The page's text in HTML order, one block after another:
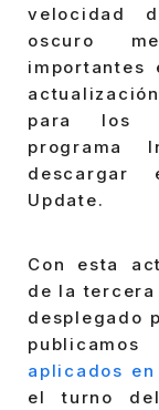
velocidad
oscuro
importantes
para los
programa
descargar
Update.
Con esta
de la
desplegado
aplicados
el turno